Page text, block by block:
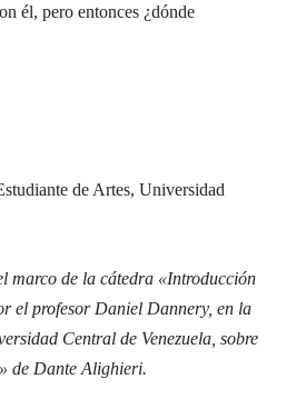
él, pero entonces ¿dónde
de Artes, Universidad
marco de la cátedra «Introducción
el profesor Daniel Dannery, en la
Central de Venezuela, sobre
de Dante Alighieri.